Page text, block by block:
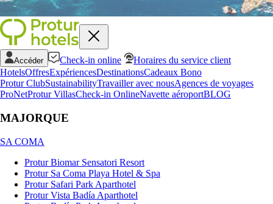
Accéder Check-in online
Horaires du service client
HotelsOffresExpériencesDestinationsCadeaux Bono
Protur ClubSustainabilityTravailler avec nousAgences de voyages
ProNetProtur VillasCheck-in OnlineNavette aéroportBLOG
MAJORQUE
SA COMA
Protur Biomar Sensatori Resort
Protur Sa Coma Playa Hotel & Spa
Protur Safari Park Aparthotel
Protur Vista Badía Aparthotel